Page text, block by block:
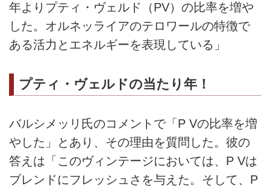
年よりプティ・ヴェルド（PV）の比率を増や
した。オルネッライアのテロワールの特徴で
ある活力とエネルギーを表現している」
プティ・ヴェルドの当たり年！
バルシメッリ氏のコメントで「P Vの比率を増
やした」とあり、その理由を質問した。彼の
答えは「このヴィンテージにおいては、P Vは
ブレンドにフレッシュさを与えた。そして、P